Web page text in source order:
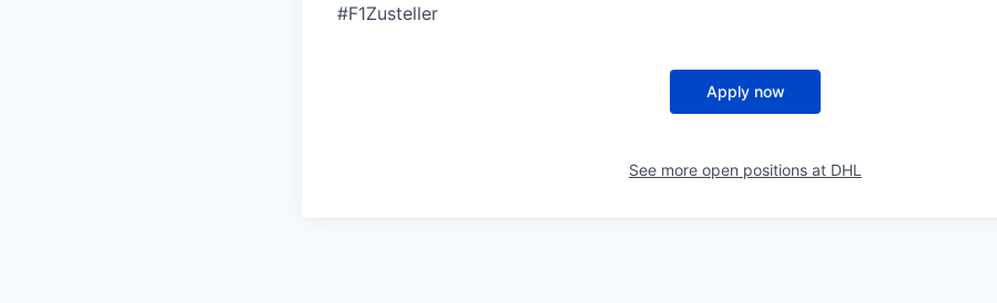
#F1Zusteller
Apply now
See more open positions at DHL